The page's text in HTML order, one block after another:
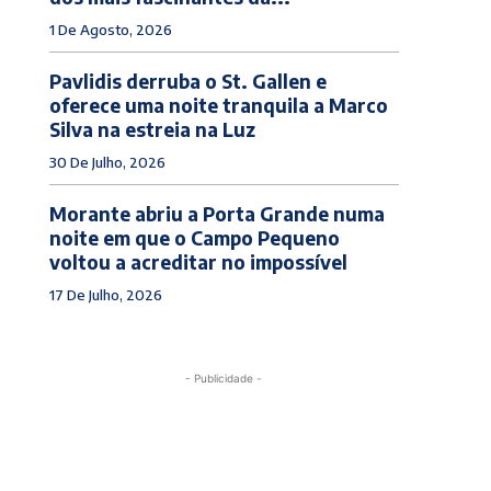
1 De Agosto, 2026
Pavlidis derruba o St. Gallen e
oferece uma noite tranquila a Marco
Silva na estreia na Luz
30 De Julho, 2026
Morante abriu a Porta Grande numa
noite em que o Campo Pequeno
voltou a acreditar no impossível
17 De Julho, 2026
- Publicidade -